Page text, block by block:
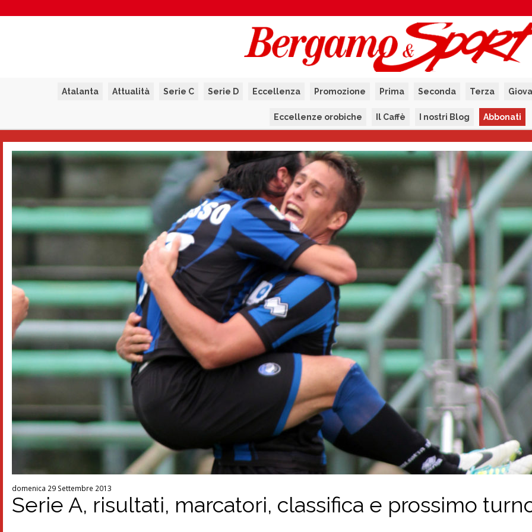
Atalanta Attualità Serie C Serie D Eccellenza Promozione Prima Seconda Terza
Eccellenze orobiche Il Caffè I nostri Blog Abbonati
domenica 29 Settembre 2013
Serie A, risultati, marcatori, classifica e prossimo